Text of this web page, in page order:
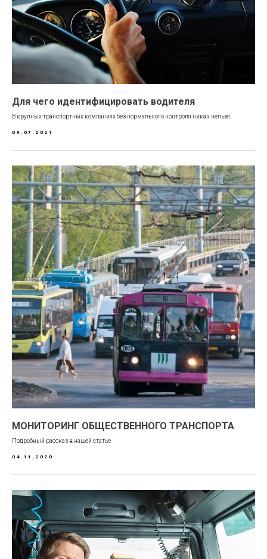
Для чего идентифицировать водителя
В крупных транспортных компаниях без нормального контроля никак нельзя.
09.07.2021
МОНИТОРИНГ ОБЩЕСТВЕННОГО ТРАНСПОРТА
Подробный рассказ в нашей статье
04.11.2020